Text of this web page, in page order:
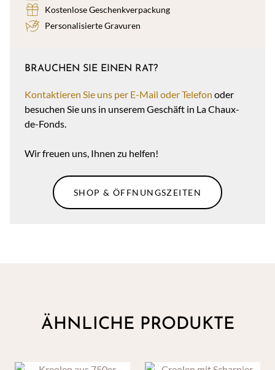
Kostenlose Geschenkverpackung
Personalisierte Gravuren
BRAUCHEN SIE EINEN RAT?
Kontaktieren Sie uns per E-Mail oder Telefon oder
besuchen Sie uns in unserem Geschäft in La Chaux-
de-Fonds.
Wir freuen uns, Ihnen zu helfen!
SHOP & ÖFFNUNGSZEITEN
ÄHNLICHE PRODUKTE